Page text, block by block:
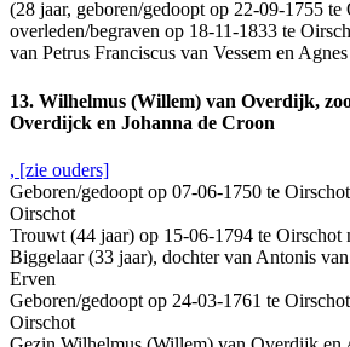
(28 jaar, geboren/gedoopt op 22-09-1755 te
overleden/begraven op 18-11-1833 te
van Petrus Franciscus van Vessem en
13. Wilhelmus (Willem) van Overdijk,
Overdijck en Johanna de Croon
, [zie ouders]
Geboren/gedoopt op 07-06-1750 te
Oirschot
Trouwt (44 jaar) op 15-06-1794 te Oirschot
Biggelaar (33 jaar), dochter van Antonis
Erven
Geboren/gedoopt op 24-03-1761 te
Oirschot